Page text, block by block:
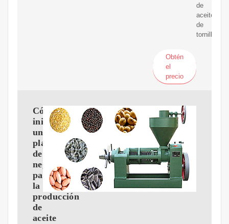
de
aceite
de
tornillo
Obtén
el
precio
Cómo
iniciar
un
plan
de
negocio
para
la
producción
de
aceite